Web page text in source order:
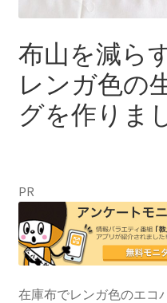
布山を減ら
レンガ色の
グを作りま
PR
在庫布でレンガ色のエコ